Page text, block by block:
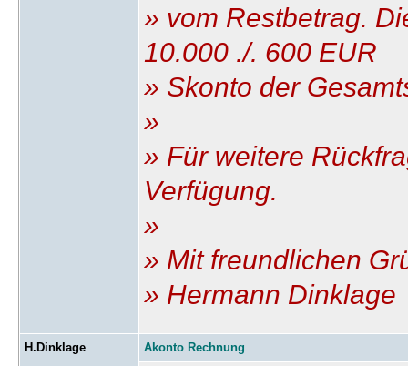
» vom Restbetrag.
10.000 ./. 600 EUR
» Skonto der
»
» Für weitere
Verfügung.
»
» Mit freundlichen
» Hermann Dinklage
H.Dinklage
Akonto Rechnung